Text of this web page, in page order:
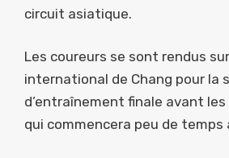
circuit asiatique.
Les coureurs se sont rendus
international de Chang pour la
d’entraînement finale avant
qui commencera peu de temps